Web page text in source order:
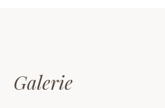
Galerie